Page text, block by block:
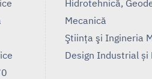
Hidrotehnică,
Mecanică
Ştiinţa şi Ingineria
Design Industrial